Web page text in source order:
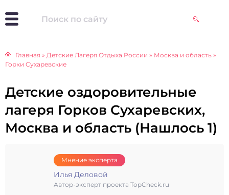
Главная » Детские Лагеря Отдыха России » Москва и область »
Горки Сухаревские
Детские оздоровительные
лагеря Горков Сухаревских,
Москва и область (Нашлось 1)
Мнение эксперта
Илья Деловой
Автор-эксперт проекта TopCheck.ru